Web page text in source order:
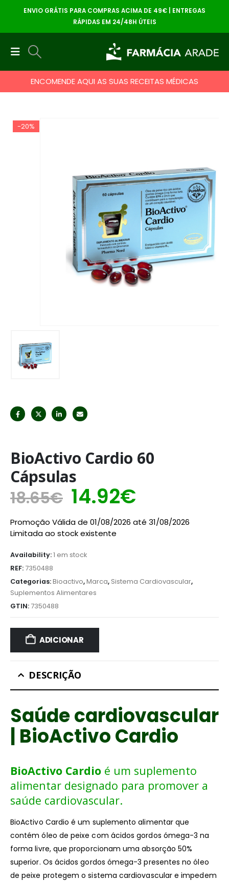
ENVIO GRÁTIS PARA COMPRAS ACIMA DE 49€ | ENTREGAS
RÁPIDAS EM 24/48H ÚTEIS
ENCOMENDE AQUI AS SUAS RECEITAS MÉDICAS
-20%
BioActivo Cardio 60
Cápsulas
18.65€ 14.92€
Promoção Válida de 01/08/2026 até 31/08/2026
Limitada ao stock existente
Availability:1 em stock
REF: 7350488
Categorias:Bioactivo,Marca, Sistema Cardiovascular,
Suplementos Alimentares
GTIN: 7350488
ADICIONAR
DESCRIÇÃO
Saúde cardiovascular
| BioActivo Cardio
BioActivo Cardio é um suplemento
alimentar designado para promover a
saúde cardiovascular.
BioActivo Cardio é um suplemento alimentar que
contém óleo de peixe com ácidos gordos ómega-3 na
forma livre, que proporcionam uma absorção 50%
superior. Os ácidos gordos ómega-3 presentes no óleo
de peixe protegem o sistema cardiovascular e impedem